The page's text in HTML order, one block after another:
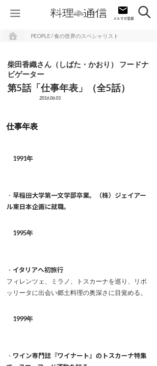
PEOPLE / 食の世界のスペシャリスト
柴田香織さん（しばた・かおり） フードナ
ビゲーター
第5話「仕事年表」（全5話）
2016.06.01
仕事年表
1991年
・ 早稲田大学第一文学部卒業。（株）ジェイアー
ル東日本企画に就職。
1995年
・ イタリアへ初旅行
フィレンツェ、ミラノ、トスカーナを巡り、リボ
ッリータに出会い郷土料理の奥深さに目覚める。
1999年
・ ワイン専門誌『ワイナート』のトスカーナ特集